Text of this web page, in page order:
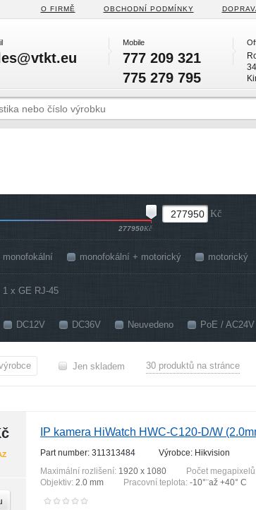
O FIRMĚ OBCHODNÍ PODMÍNKY
Mobile
777 209 321
775 279 795
277950Kč
Kč
monofokální monofokální + motorický motorický
1 x GE RJ-45
DC12V DC36V Neuvedeno PoE / AC24V
Jen skladem 30 produktů na stránce
IP kamera HiWatch HWC-C120-D/W
Part number: 311313484
Výrobce: Hikvision
Maximální rozlišení: 1920 x 1080 Počet
Objektiv: 2.0 mm Pracovní teplota: -10°¨až +40° C